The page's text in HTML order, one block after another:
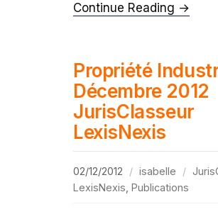
Continue Reading →
Propriété
Décembre 2012
JurisClasseur
LexisNexis
02/12/2012 isabelle
LexisNexis Publications